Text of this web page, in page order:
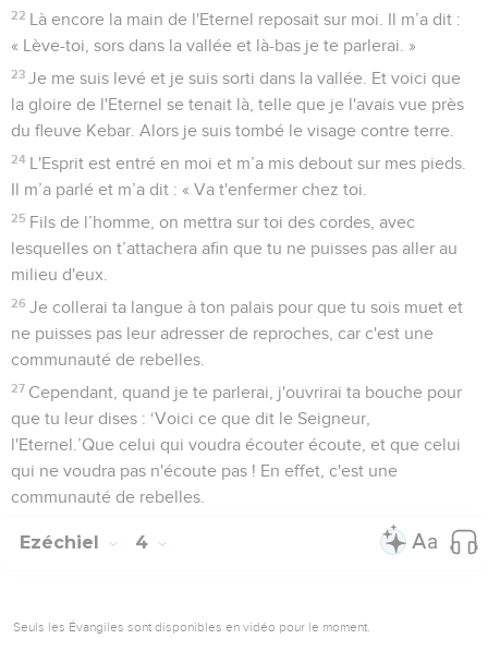
22 Là encore la main de l'Eternel reposait sur moi. Il m’a dit :
« Lève-toi, sors dans la vallée et là-bas je te parlerai. »
23 Je me suis levé et je suis sorti dans la vallée. Et voici que
la gloire de l'Eternel se tenait là, telle que je l'avais vue près
du fleuve Kebar. Alors je suis tombé le visage contre terre.
24 L'Esprit est entré en moi et m’a mis debout sur mes pieds.
Il m’a parlé et m’a dit : « Va t'enfermer chez toi.
25 Fils de l’homme, on mettra sur toi des cordes, avec
lesquelles on t’attachera afin que tu ne puisses pas aller au
milieu d'eux.
26 Je collerai ta langue à ton palais pour que tu sois muet et
ne puisses pas leur adresser de reproches, car c'est une
communauté de rebelles.
27 Cependant, quand je te parlerai, j'ouvrirai ta bouche pour
que tu leur dises : ‘Voici ce que dit le Seigneur,
l'Eternel.’Que celui qui voudra écouter écoute, et que celui
qui ne voudra pas n'écoute pas ! En effet, c'est une
communauté de rebelles.
Ezéchiel 4
Seuls les Évangiles sont disponibles en vidéo pour le moment.